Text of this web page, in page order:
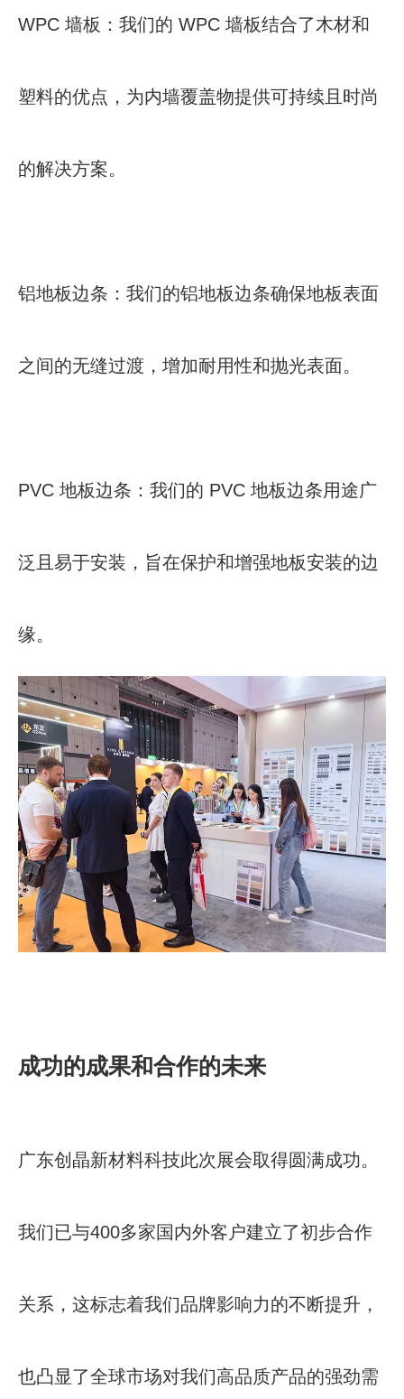
WPC 墙板：我们的 WPC 墙板结合了木材和
塑料的优点，为内墙覆盖物提供可持续且时尚
的解决方案。
铝地板边条：我们的铝地板边条确保地板表面
之间的无缝过渡，增加耐用性和抛光表面。
PVC 地板边条：我们的 PVC 地板边条用途广
泛且易于安装，旨在保护和增强地板安装的边
缘。
成功的成果和合作的未来
广东创晶新材料科技此次展会取得圆满成功。
我们已与400多家国内外客户建立了初步合作
关系，这标志着我们品牌影响力的不断提升，
也凸显了全球市场对我们高品质产品的强劲需